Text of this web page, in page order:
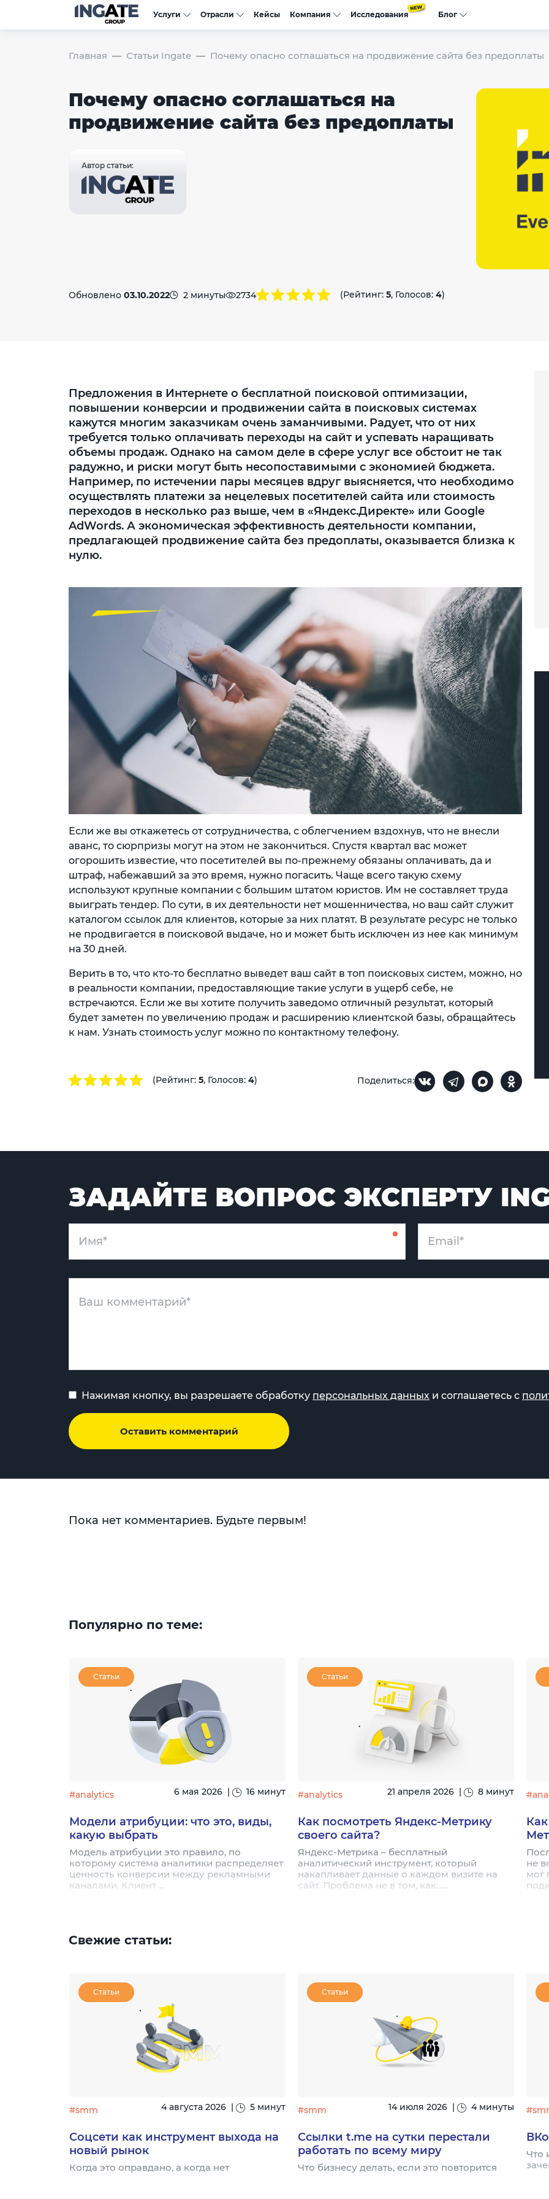
Услуги Отрасли Кейсы Компания Исследования Блог
Главная Статьи Ingate Почему опасно соглашаться на продвижение сайта без предоплаты
Почему опасно соглашаться на
продвижение сайта без предоплаты
Автор статьи:
Обновлено 03.10.2022 2 минуты 2734 (Рейтинг: 5, Голосов: 4)
Предложения в Интернете о бесплатной поисковой оптимизации,
повышении конверсии и продвижении сайта в поисковых системах
кажутся многим заказчикам очень заманчивыми. Радует, что от них
требуется только оплачивать переходы на сайт и успевать наращивать
объемы продаж. Однако на самом деле в сфере услуг все обстоит не так
радужно, и риски могут быть несопоставимыми с экономией бюджета.
Например, по истечении пары месяцев вдруг выясняется, что необходимо
осуществлять платежи за нецелевых посетителей сайта или стоимость
переходов в несколько раз выше, чем в «Яндекс.Директе» или Google
AdWords. А экономическая эффективность деятельности компании,
предлагающей продвижение сайта без предоплаты, оказывается близка к
нулю.
Если же вы откажетесь от сотрудничества, с облегчением вздохнув, что не внесли
аванс, то сюрпризы могут на этом не закончиться. Спустя квартал вас может
огорошить известие, что посетителей вы по-прежнему обязаны оплачивать, да и
штраф, набежавший за это время, нужно погасить. Чаще всего такую схему
используют крупные компании с большим штатом юристов. Им не составляет труда
выиграть тендер. По сути, в их деятельности нет мошенничества, но ваш сайт служит
каталогом ссылок для клиентов, которые за них платят. В результате ресурс не только
не продвигается в поисковой выдаче, но и может быть исключен из нее как минимум
на 30 дней.
Верить в то, что кто-то бесплатно выведет ваш сайт в топ поисковых систем, можно, но
в реальности компании, предоставляющие такие услуги в ущерб себе, не
встречаются. Если же вы хотите получить заведомо отличный результат, который
будет заметен по увеличению продаж и расширению клиентской базы, обращайтесь
к нам. Узнать стоимость услуг можно по контактному телефону.
(Рейтинг: 5, Голосов: 4) Поделиться:
ЗАДАЙТЕ ВОПРОС ЭКСПЕРТУ
Нажимая кнопку, вы разрешаете обработку персональных данных и соглашаетесь с
Оставить комментарий
Пока нет комментариев. Будьте первым!
Популярно по теме:
Статьи
#analytics 6 мая 2026 | 16 минут
Модели атрибуции: что это, виды,
какую выбрать
Модель атрибуции это правило, по
которому система аналитики распределяет
ценность конверсии между рекламными
каналами. Клиент ...
Статьи
#analytics 21 апреля 2026 | 8 минут
Как посмотреть Яндекс-Метрику
своего сайта?
Яндекс-Метрика – бесплатный
аналитический инструмент, который
накапливает данные о каждом визите на
сайт. Проблема не в том, как......
не
мог
Свежие статьи:
Статьи
#smm 4 августа 2026 | 5 минут
Соцсети как инструмент выхода на
новый рынок
Когда это оправдано, а когда нет
Статьи
#smm 14 июля 2026 | 4 минуты
Ссылки t.me на сутки перестали
работать по всему миру
Что бизнесу делать, если это повторится
Что